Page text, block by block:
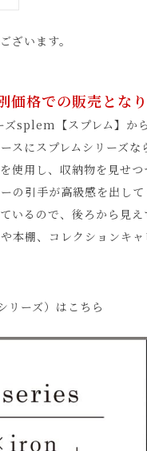
ざいます。
格での販売となり
splem【スプレム】から
スにスプレムシリーズ
使用し、収納物を見せつ
の引手が高級感を出して
いるので、後ろから見え
本棚、コレクションキ
ーズ）はこちら